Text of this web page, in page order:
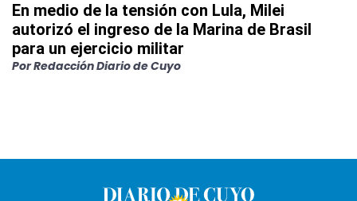
En medio de la tensión con Lula, Milei
autorizó el ingreso de la Marina de Brasil
para un ejercicio militar
PorRedacción Diario de Cuyo